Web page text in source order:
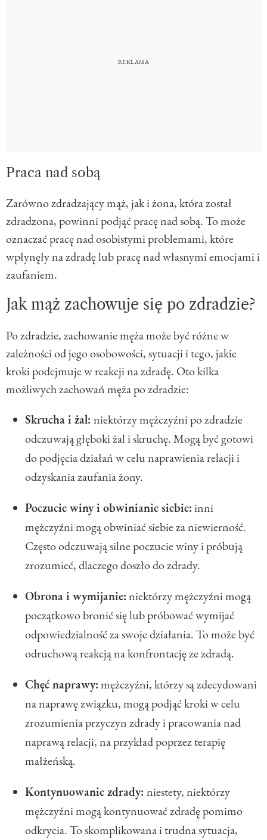
Praca nad sobą
Zarówno zdradzający mąż, jak i żona, która został
zdradzona, powinni podjąć pracę nad sobą. To może
oznaczać pracę nad osobistymi problemami, które
wpłynęły na zdradę lub pracę nad własnymi emocjami i
zaufaniem.
Jak mąż zachowuje się po zdradzie?
Po zdradzie, zachowanie męża może być różne w
zależności od jego osobowości, sytuacji i tego, jakie
kroki podejmuje w reakcji na zdradę. Oto kilka
możliwych zachowań męża po zdradzie:
Skrucha i żal: niektórzy mężczyźni po zdradzie
odczuwają głęboki żal i skruchę. Mogą być gotowi
do podjęcia działań w celu naprawienia relacji i
odzyskania zaufania żony.
Poczucie winy i obwinianie siebie:inni
mężczyźni mogą obwiniać siebie za niewierność.
Często odczuwają silne poczucie winy i próbują
zrozumieć, dlaczego doszło do zdrady.
Obrona i wymijanie:niektórzy mężczyźni mogą
początkowo bronić się lub próbować wymijać
odpowiedzialność za swoje działania. To może być
odruchową reakcją na konfrontację ze zdradą.
Chęć naprawy:mężczyźni, którzy są zdecydowani
na naprawę związku, mogą podjąć kroki w celu
zrozumienia przyczyn zdrady i pracowania nad
naprawą relacji, na przykład poprzez terapię
małżeńską.
Kontynuowanie zdrady: niestety, niektórzy
mężczyźni mogą kontynuować zdradę pomimo
odkrycia. To skomplikowana i trudna sytuacja,